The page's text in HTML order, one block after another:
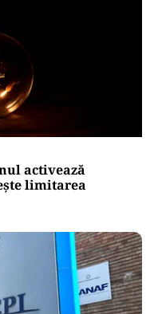
activează
limitarea